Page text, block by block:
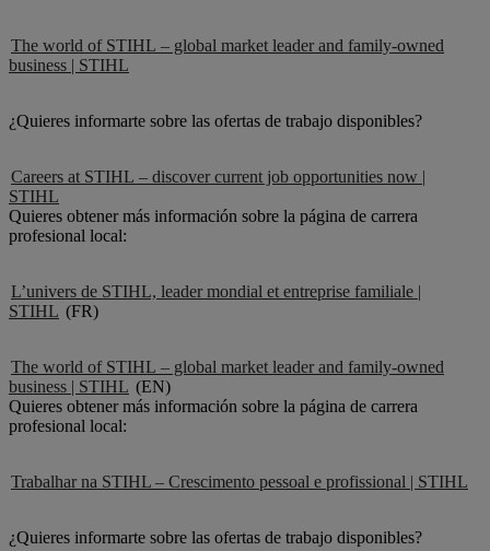
The world of STIHL – global market leader and family-owned
business | STIHL
¿Quieres informarte sobre las ofertas de trabajo disponibles?
Careers at STIHL – discover current job opportunities now |
STIHL
Quieres obtener más información sobre la página de carrera
profesional local:
L’univers de STIHL, leader mondial et entreprise familiale |
STIHL (FR)
The world of STIHL – global market leader and family-owned
business | STIHL (EN)
Quieres obtener más información sobre la página de carrera
profesional local:
Trabalhar na STIHL – Crescimento pessoal e profissional | STIHL
¿Quieres informarte sobre las ofertas de trabajo disponibles?